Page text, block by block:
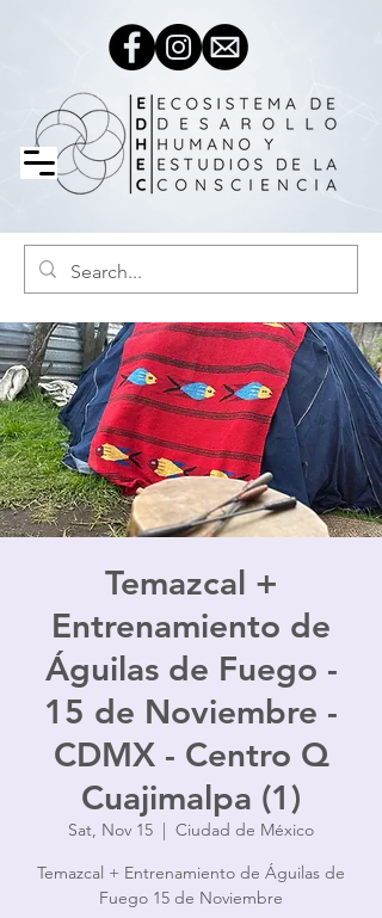
Temazcal +
Entrenamiento de
Águilas de Fuego -
15 de Noviembre -
CDMX - Centro Q
Cuajimalpa (1)
Sat, Nov 15
  |
Ciudad de México
Temazcal + Entrenamiento de Águilas de
Fuego 15 de Noviembre